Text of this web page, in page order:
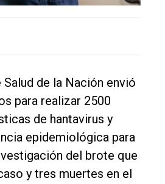
de la Nación envió
para realizar 2500
de hantavirus y
epidemiológica para
del brote que
y tres muertes en el